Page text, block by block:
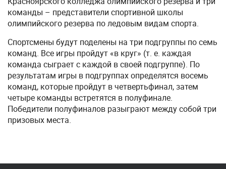
команды – представители спортивной школы
олимпийского резерва по ледовым видам спорта.
Спортсмены будут поделены на три подгруппы по семь
команд. Все игры пройдут «в круг» (т. е. каждая
команда сыграет с каждой в своей подгруппе). По
результатам игры в подгруппах определятся восемь
команд, которые пройдут в четвертьфинал, затем
четыре команды встретятся в полуфинале.
Победители полуфиналов разыграют между собой три
призовых места.